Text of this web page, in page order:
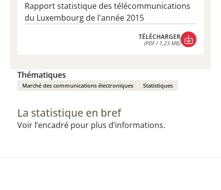
Rapport statistique des télécommunications
du Luxembourg de l'année 2015
TÉLÉCHARGER
(PDF / 1,23 MB)
Thématiques
Marché des communications électroniques Statistiques
La statistique en bref
Voir l’encadré pour plus d’informations.